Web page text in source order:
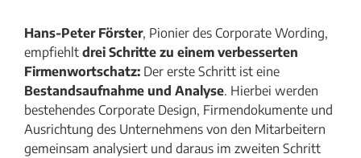
Hans-Peter Förster, Pionier des Corporate Wording,
empfiehlt drei Schritte zu einem verbesserten
Firmenwortschatz: Der erste Schritt ist eine
Bestandsaufnahme und Analyse. Hierbei werden
bestehendes Corporate Design, Firmendokumente und
Ausrichtung des Unternehmens von den Mitarbeitern
gemeinsam analysiert und daraus im zweiten Schritt